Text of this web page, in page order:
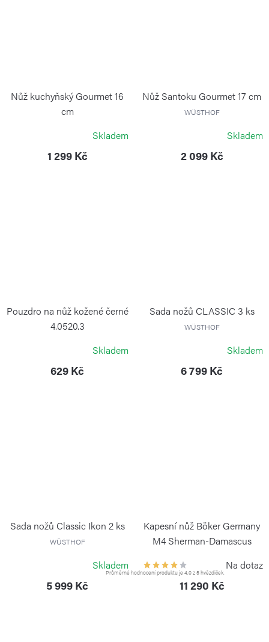
Nůž kuchyňský Gourmet 16
cm
Skladem
1 299 Kč
Nůž Santoku Gourmet 17 cm
WÜSTHOF
Skladem
2 099 Kč
Pouzdro na nůž kožené černé
4.0520.3
Skladem
629 Kč
Sada nožů CLASSIC 3 ks
WÜSTHOF
Skladem
6 799 Kč
Sada nožů Classic Ikon 2 ks
WÜSTHOF
Skladem
5 999 Kč
Kapesní nůž Böker Germany
M4 Sherman-Damascus
Průměrné hodnocení produktu je 4,0 z 5 hvězdiček.
Na dotaz
11 290 Kč